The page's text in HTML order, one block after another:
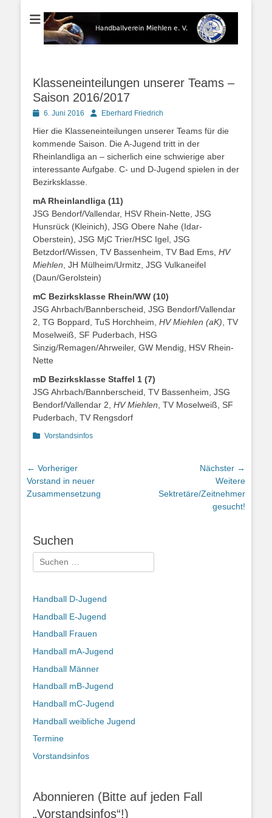
Handballverein
Miehlen e. V.
Der Handballverein im Blauen Ländchen
Klasseneinteilungen unserer Teams –
Saison 2016/2017
Posted6. Juni 2016 AutorEberhard Friedrich
Hier die Klasseneinteilungen unserer Teams für die
kommende Saison. Die A-Jugend tritt in der
Rheinlandliga an – sicherlich eine schwierige aber
interessante Aufgabe. C- und D-Jugend spielen in der
Bezirksklasse.
mA Rheinlandliga (11)
JSG Bendorf/Vallendar, HSV Rhein-Nette, JSG
Hunsrück (Kleinich), JSG Obere Nahe (Idar-
Oberstein), JSG MjC Trier/HSC Igel, JSG
Betzdorf/Wissen, TV Bassenheim, TV Bad Ems, HV
Miehlen , JH Mülheim/Urmitz, JSG Vulkaneifel
(Daun/Gerolstein)
mC Bezirksklasse Rhein/WW (10)
JSG Ahrbach/Bannberscheid, JSG Bendorf/Vallendar
2, TG Boppard, TuS Horchheim, HV Miehlen (aK) , TV
Moselweiß, SF Puderbach, HSG
Sinzig/Remagen/Ahrweiler, GW Mendig, HSV Rhein-
Nette
mD Bezirksklasse Staffel 1 (7)
JSG Ahrbach/Bannberscheid, TV Bassenheim, JSG
Bendorf/Vallendar 2, HV Miehlen , TV Moselweiß, SF
Puderbach, TV Rengsdorf
Kategorien
Vorstandsinfos
Beitragsnavigation
← Vorheriger
Vorheriger
Beitrag:
Vorstand in neuer
Zusammensetzung
Nächster →
Beitrag:
Weitere
Sektretäre/Zeitnehmer
gesucht!
Suchen
Suchen
nach:
Handball D-Jugend
Handball E-Jugend
Handball Frauen
Handball mA-Jugend
Handball Männer
Handball mB-Jugend
Handball mC-Jugend
Handball weibliche Jugend
Termine
Vorstandsinfos
Abonnieren (Bitte auf jeden Fall
„Vorstandsinfos“!)